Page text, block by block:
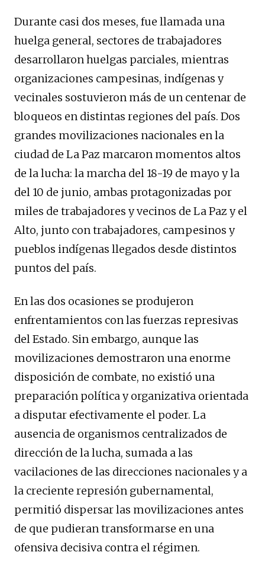
Durante casi dos meses, fue llamada una
huelga general, sectores de trabajadores
desarrollaron huelgas parciales, mientras
organizaciones campesinas, indígenas y
vecinales sostuvieron más de un centenar de
bloqueos en distintas regiones del país. Dos
grandes movilizaciones nacionales en la
ciudad de La Paz marcaron momentos altos
de la lucha: la marcha del 18-19 de mayo y la
del 10 de junio, ambas protagonizadas por
miles de trabajadores y vecinos de La Paz y el
Alto, junto con trabajadores, campesinos y
pueblos indígenas llegados desde distintos
puntos del país.
En las dos ocasiones se produjeron
enfrentamientos con las fuerzas represivas
del Estado. Sin embargo, aunque las
movilizaciones demostraron una enorme
disposición de combate, no existió una
preparación política y organizativa orientada
a disputar efectivamente el poder. La
ausencia de organismos centralizados de
dirección de la lucha, sumada a las
vacilaciones de las direcciones nacionales y a
la creciente represión gubernamental,
permitió dispersar las movilizaciones antes
de que pudieran transformarse en una
ofensiva decisiva contra el régimen.